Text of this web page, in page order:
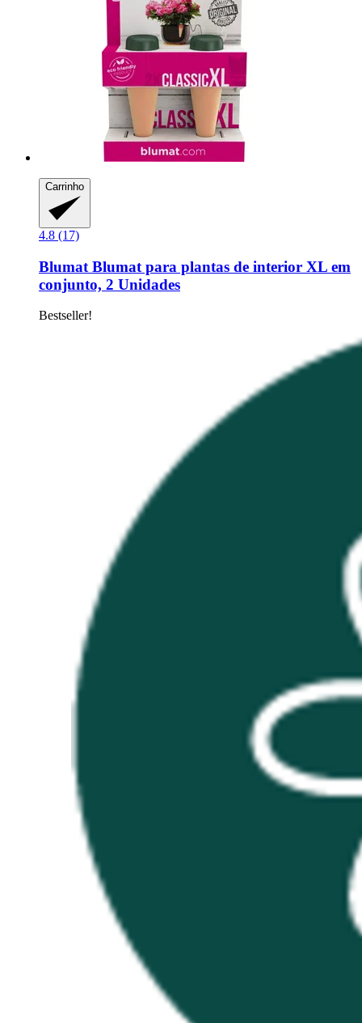
Carrinho
4.8 (17)
Blumat Blumat para plantas de interior XL em
conjunto, 2 Unidades
Bestseller!